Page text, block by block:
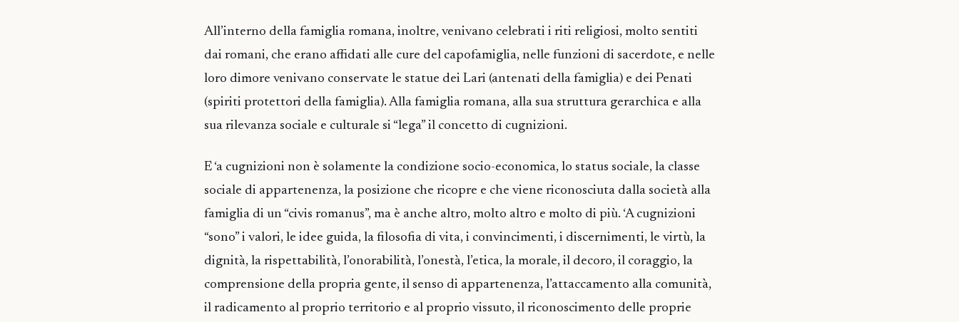
All’interno della famiglia romana, inoltre, venivano celebrati i riti religiosi, molto sentiti
dai romani, che erano affidati alle cure del capofamiglia, nelle funzioni di sacerdote, e nelle
loro dimore venivano conservate le statue dei Lari (antenati della famiglia) e dei Penati
(spiriti protettori della famiglia). Alla famiglia romana, alla sua struttura gerarchica e alla
sua rilevanza sociale e culturale si “lega” il concetto di cugnizioni.
E ‘a cugnizioni non è solamente la condizione socio-economica, lo status sociale, la classe
sociale di appartenenza, la posizione che ricopre e che viene riconosciuta dalla società alla
famiglia di un “civis romanus”, ma è anche altro, molto altro e molto di più. ‘A cugnizioni
“sono” i valori, le idee guida, la filosofia di vita, i convincimenti, i discernimenti, le virtù, la
dignità, la rispettabilità, l’onorabilità, l’onestà, l’etica, la morale, il decoro, il coraggio, la
comprensione della propria gente, il senso di appartenenza, l’attaccamento alla comunità,
il radicamento al proprio territorio e al proprio vissuto, il riconoscimento delle proprie